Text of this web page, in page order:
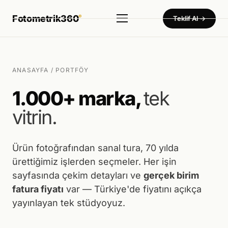
Fotometrik360®
Hizmetler
Ürün Fotoğraf Çekimi
360° Ürün Fotoğraf Çekimi
Tam küresel sistem — Türkiye'de tek
Otel · Fabrika · Showroom · Müze
Ürün Video Çekimi
Tanıtım · Reels · Drone
Tanıtım Filmi Çekimi
Fabrika · Showroom · Kurumsal film
Teklif Al →
ANASAYFA / PORTFÖY
1.000+ marka,tek
vitrin.
Ürün fotoğrafından sanal tura, 70 yılda
ürettiğimiz işlerden seçmeler. Her işin
sayfasında çekim detayları ve gerçek birim
fatura fiyatı var — Türkiye'de fiyatını açıkça
yayınlayan tek stüdyoyuz.